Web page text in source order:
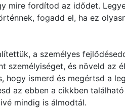
mire fordítod az idődet.
fogadd el, ha ez
a személyes
személyiséget, és növeld az
hogy ismerd és megértsd a
az ebben a cikkben
mindig is álmodtál.